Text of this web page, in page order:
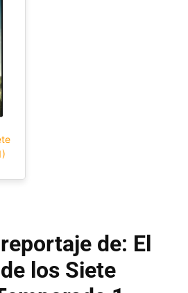
de: El
los Siete